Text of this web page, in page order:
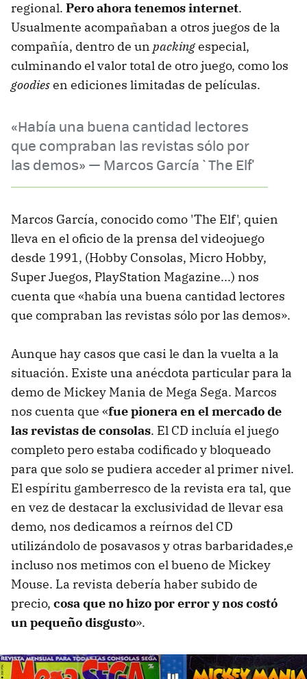
regional. Pero ahora tenemos internet.
Usualmente acompañaban a otros juegos de la
compañía, dentro de un packingespecial,
culminando el valor total de otro juego, como los
goodiesen ediciones limitadas de películas.
«Había una buena cantidad lectores
que compraban las revistas sólo por
las demos» — Marcos García `The Elf'
Marcos García, conocido como 'The Elf', quien
lleva en el oficio de la prensa del videojuego
desde 1991, (Hobby Consolas, Micro Hobby,
Super Juegos, PlayStation Magazine...) nos
cuenta que «había una buena cantidad lectores
que compraban las revistas sólo por las demos».
Aunque hay casos que casi le dan la vuelta a la
situación. Existe una anécdota particular para la
demo de Mickey Mania de Mega Sega. Marcos
nos cuenta que «fue pionera en el mercado de
las revistas de consolas. El CD incluía el juego
completo pero estaba codificado y bloqueado
para que solo se pudiera acceder al primer nivel.
El espíritu gamberresco de la revista era tal, que
en vez de destacar la exclusividad de llevar esa
demo, nos dedicamos a reírnos del CD
utilizándolo de posavasos y otras barbaridades,e
incluso nos metimos con el bueno de Mickey
Mouse. La revista debería haber subido de
precio, cosa que no hizo por error y nos costó
un pequeño disgusto».